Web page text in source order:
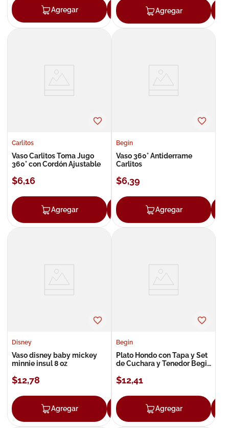
Agregar Agregar
Agregar
Carlitos
Vaso Carlitos Toma Jugo
360° con Cordón Ajustable
$6,16
Agregar Agregar
Begin
Vaso 360° Antiderrame
Carlitos
$6,39
Agregar
Disney
Vaso disney baby mickey
minnie insul 8 oz
$12,78
Agregar Agregar
Begin
Plato Hondo con Tapa y Set
de Cuchara y Tenedor Begin
$12,41
Agregar